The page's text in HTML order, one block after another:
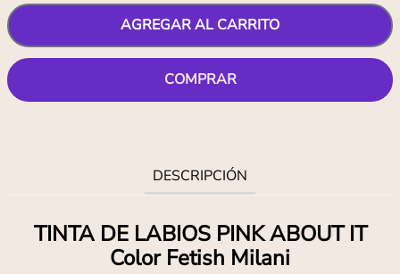
AGREGAR AL CARRITO
COMPRAR
DESCRIPCIÓN
TINTA DE LABIOS PINK ABOUT IT
Color Fetish Milani